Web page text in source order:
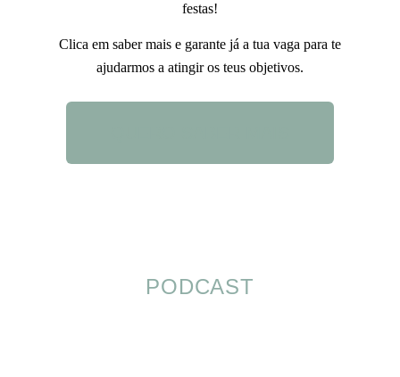
festas!
Clica em saber mais e garante já a tua vaga para te
ajudarmos a atingir os teus objetivos.
PODCAST